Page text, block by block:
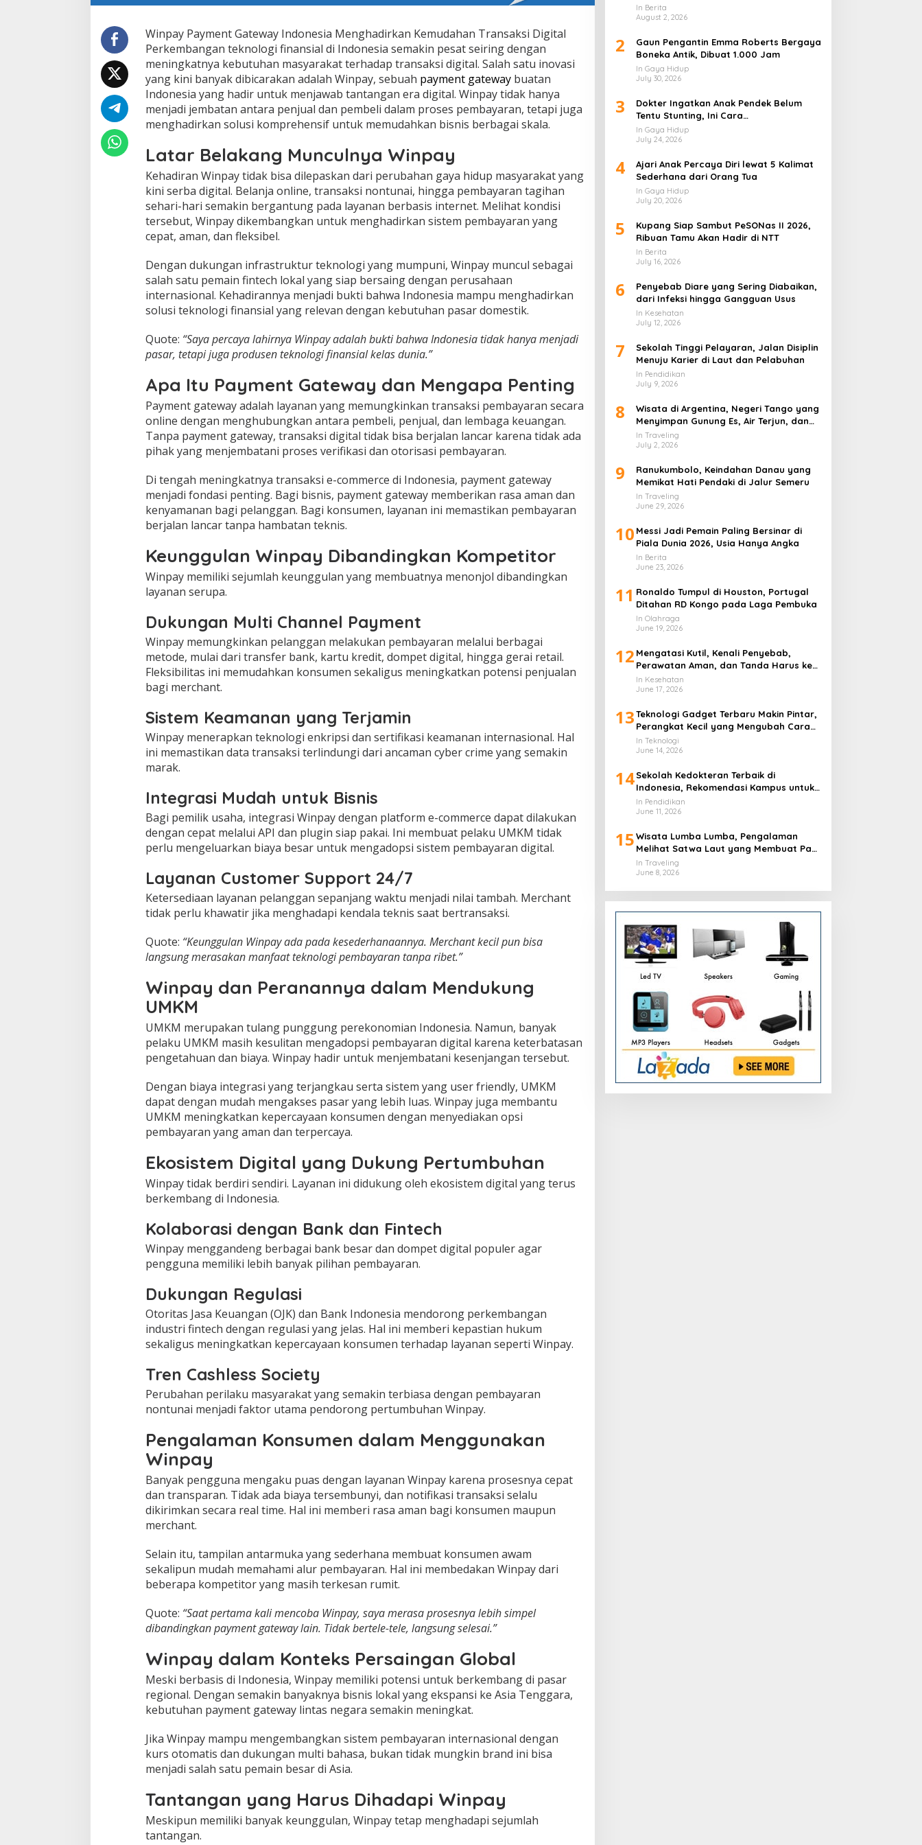
Winpay Payment Gateway Indonesia Menghadirkan Kemudahan Transaksi Digital
Perkembangan teknologi finansial di Indonesia semakin pesat seiring dengan
meningkatnya kebutuhan masyarakat terhadap transaksi digital. Salah satu inovasi
yang kini banyak dibicarakan adalah Winpay, sebuah payment gatewaybuatan
Indonesia yang hadir untuk menjawab tantangan era digital. Winpay tidak hanya
menjadi jembatan antara penjual dan pembeli dalam proses pembayaran, tetapi juga
menghadirkan solusi komprehensif untuk memudahkan bisnis berbagai skala.
Latar Belakang Munculnya Winpay
Kehadiran Winpay tidak bisa dilepaskan dari perubahan gaya hidup masyarakat yang
kini serba digital. Belanja online, transaksi nontunai, hingga pembayaran tagihan
sehari-hari semakin bergantung pada layanan berbasis internet. Melihat kondisi
tersebut, Winpay dikembangkan untuk menghadirkan sistem pembayaran yang
cepat, aman, dan fleksibel.
Dengan dukungan infrastruktur teknologi yang mumpuni, Winpay muncul sebagai
salah satu pemain fintech lokal yang siap bersaing dengan perusahaan
internasional. Kehadirannya menjadi bukti bahwa Indonesia mampu menghadirkan
solusi teknologi finansial yang relevan dengan kebutuhan pasar domestik.
Quote: “Saya percaya lahirnya Winpay adalah bukti bahwa Indonesia tidak hanya menjadi
pasar, tetapi juga produsen teknologi finansial kelas dunia.”
Apa Itu Payment Gateway dan Mengapa Penting
Payment gateway adalah layanan yang memungkinkan transaksi pembayaran secara
online dengan menghubungkan antara pembeli, penjual, dan lembaga keuangan.
Tanpa payment gateway, transaksi digital tidak bisa berjalan lancar karena tidak ada
pihak yang menjembatani proses verifikasi dan otorisasi pembayaran.
Di tengah meningkatnya transaksi e-commerce di Indonesia, payment gateway
menjadi fondasi penting. Bagi bisnis, payment gateway memberikan rasa aman dan
kenyamanan bagi pelanggan. Bagi konsumen, layanan ini memastikan pembayaran
berjalan lancar tanpa hambatan teknis.
Keunggulan Winpay Dibandingkan Kompetitor
Winpay memiliki sejumlah keunggulan yang membuatnya menonjol dibandingkan
layanan serupa.
Dukungan Multi Channel Payment
Winpay memungkinkan pelanggan melakukan pembayaran melalui berbagai
metode, mulai dari transfer bank, kartu kredit, dompet digital, hingga gerai retail.
Fleksibilitas ini memudahkan konsumen sekaligus meningkatkan potensi penjualan
bagi merchant.
Sistem Keamanan yang Terjamin
Winpay menerapkan teknologi enkripsi dan sertifikasi keamanan internasional. Hal
ini memastikan data transaksi terlindungi dari ancaman cyber crime yang semakin
marak.
Integrasi Mudah untuk Bisnis
Bagi pemilik usaha, integrasi Winpay dengan platform e-commerce dapat dilakukan
dengan cepat melalui API dan plugin siap pakai. Ini membuat pelaku UMKM tidak
perlu mengeluarkan biaya besar untuk mengadopsi sistem pembayaran digital.
Layanan Customer Support 24/7
Ketersediaan layanan pelanggan sepanjang waktu menjadi nilai tambah. Merchant
tidak perlu khawatir jika menghadapi kendala teknis saat bertransaksi.
Quote: “Keunggulan Winpay ada pada kesederhanaannya. Merchant kecil pun bisa
langsung merasakan manfaat teknologi pembayaran tanpa ribet.”
Winpay dan Peranannya dalam Mendukung
UMKM
UMKM merupakan tulang punggung perekonomian Indonesia. Namun, banyak
pelaku UMKM masih kesulitan mengadopsi pembayaran digital karena keterbatasan
pengetahuan dan biaya. Winpay hadir untuk menjembatani kesenjangan tersebut.
Dengan biaya integrasi yang terjangkau serta sistem yang user friendly, UMKM
dapat dengan mudah mengakses pasar yang lebih luas. Winpay juga membantu
UMKM meningkatkan kepercayaan konsumen dengan menyediakan opsi
pembayaran yang aman dan terpercaya.
Ekosistem Digital yang Dukung Pertumbuhan
Winpay tidak berdiri sendiri. Layanan ini didukung oleh ekosistem digital yang terus
berkembang di Indonesia.
Kolaborasi dengan Bank dan Fintech
Winpay menggandeng berbagai bank besar dan dompet digital populer agar
pengguna memiliki lebih banyak pilihan pembayaran.
Dukungan Regulasi
Otoritas Jasa Keuangan (OJK) dan Bank Indonesia mendorong perkembangan
industri fintech dengan regulasi yang jelas. Hal ini memberi kepastian hukum
sekaligus meningkatkan kepercayaan konsumen terhadap layanan seperti Winpay.
Tren Cashless Society
Perubahan perilaku masyarakat yang semakin terbiasa dengan pembayaran
nontunai menjadi faktor utama pendorong pertumbuhan Winpay.
Pengalaman Konsumen dalam Menggunakan
Winpay
Banyak pengguna mengaku puas dengan layanan Winpay karena prosesnya cepat
dan transparan. Tidak ada biaya tersembunyi, dan notifikasi transaksi selalu
dikirimkan secara real time. Hal ini memberi rasa aman bagi konsumen maupun
merchant.
Selain itu, tampilan antarmuka yang sederhana membuat konsumen awam
sekalipun mudah memahami alur pembayaran. Hal ini membedakan Winpay dari
beberapa kompetitor yang masih terkesan rumit.
Quote: “Saat pertama kali mencoba Winpay, saya merasa prosesnya lebih simpel
dibandingkan payment gateway lain. Tidak bertele-tele, langsung selesai.”
Winpay dalam Konteks Persaingan Global
Meski berbasis di Indonesia, Winpay memiliki potensi untuk berkembang di pasar
regional. Dengan semakin banyaknya bisnis lokal yang ekspansi ke Asia Tenggara,
kebutuhan payment gateway lintas negara semakin meningkat.
Jika Winpay mampu mengembangkan sistem pembayaran internasional dengan
kurs otomatis dan dukungan multi bahasa, bukan tidak mungkin brand ini bisa
menjadi salah satu pemain besar di Asia.
Tantangan yang Harus Dihadapi Winpay
Meskipun memiliki banyak keunggulan, Winpay tetap menghadapi sejumlah
tantangan.
In Berita
August 2, 2026
2
Gaun Pengantin Emma Roberts Bergaya
Boneka Antik, Dibuat 1.000 Jam
In Gaya Hidup
July 30, 2026
3
Dokter Ingatkan Anak Pendek Belum
Tentu Stunting, Ini Cara
Membedakannya
In Gaya Hidup
July 24, 2026
4
Ajari Anak Percaya Diri lewat 5 Kalimat
Sederhana dari Orang Tua
In Gaya Hidup
July 20, 2026
5
Kupang Siap Sambut PeSONas II 2026,
Ribuan Tamu Akan Hadir di NTT
In Berita
July 16, 2026
6
Penyebab Diare yang Sering Diabaikan,
dari Infeksi hingga Gangguan Usus
In Kesehatan
July 12, 2026
7
Sekolah Tinggi Pelayaran, Jalan Disiplin
Menuju Karier di Laut dan Pelabuhan
In Pendidikan
July 9, 2026
8
Wisata di Argentina, Negeri Tango yang
Menyimpan Gunung Es, Air Terjun, dan
Kota Penuh Warna
In Traveling
July 2, 2026
9
Ranukumbolo, Keindahan Danau yang
Memikat Hati Pendaki di Jalur Semeru
In Traveling
June 29, 2026
10 Messi Jadi Pemain Paling Bersinar di
Piala Dunia 2026, Usia Hanya Angka
In Berita
June 23, 2026
11 Ronaldo Tumpul di Houston, Portugal
Ditahan RD Kongo pada Laga Pembuka
In Olahraga
June 19, 2026
12 Mengatasi Kutil, Kenali Penyebab,
Perawatan Aman, dan Tanda Harus ke
Dokter
In Kesehatan
June 17, 2026
13Teknologi Gadget Terbaru Makin Pintar,
Perangkat Kecil yang Mengubah Cara
Hidup Harian
In Teknologi
June 14, 2026
14 Sekolah Kedokteran Terbaik di
Indonesia, Rekomendasi Kampus untuk
Calon Dokter
In Pendidikan
June 11, 2026
15Wisata Lumba Lumba, Pengalaman
Melihat Satwa Laut yang Membuat Pagi
Terasa Berbeda
In Traveling
June 8, 2026